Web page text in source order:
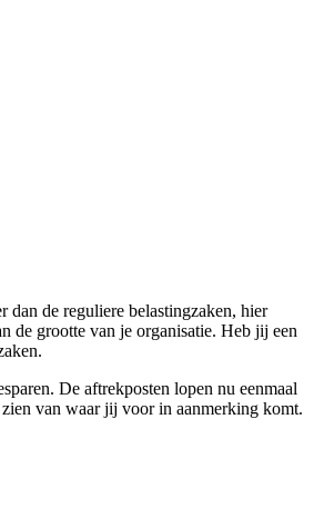
dan de reguliere belastingzaken, hier
de grootte van je organisatie. Heb jij een
De aftrekposten lopen nu eenmaal
van waar jij voor in aanmerking komt.